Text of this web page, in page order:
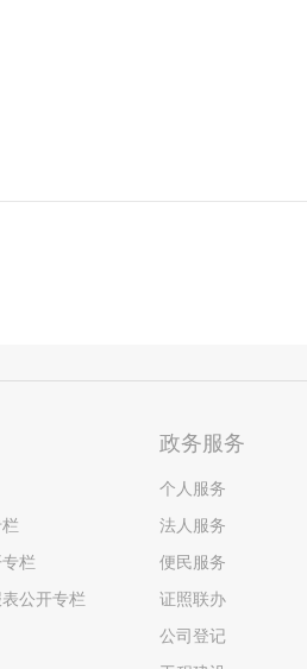
栏
公开专栏
政务服务
个人服务
法人服务
便民服务
证照联办
公司登记